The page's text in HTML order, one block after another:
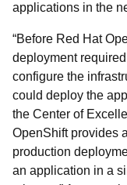
applications in the
“Before Red Hat
deployment
configure the
could deploy the
the Center of
OpenShift provides
production
an application in a